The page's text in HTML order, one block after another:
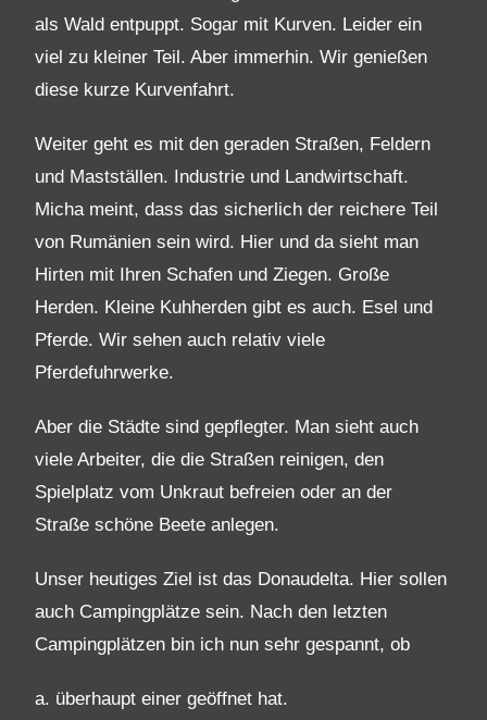
als Wald entpuppt. Sogar mit Kurven. Leider ein
viel zu kleiner Teil. Aber immerhin. Wir genießen
diese kurze Kurvenfahrt.
Weiter geht es mit den geraden Straßen, Feldern
und Mastställen. Industrie und Landwirtschaft.
Micha meint, dass das sicherlich der reichere Teil
von Rumänien sein wird. Hier und da sieht man
Hirten mit Ihren Schafen und Ziegen. Große
Herden. Kleine Kuhherden gibt es auch. Esel und
Pferde. Wir sehen auch relativ viele
Pferdefuhrwerke.
Aber die Städte sind gepflegter. Man sieht auch
viele Arbeiter, die die Straßen reinigen, den
Spielplatz vom Unkraut befreien oder an der
Straße schöne Beete anlegen.
Unser heutiges Ziel ist das Donaudelta. Hier sollen
auch Campingplätze sein. Nach den letzten
Campingplätzen bin ich nun sehr gespannt, ob
a. überhaupt einer geöffnet hat.